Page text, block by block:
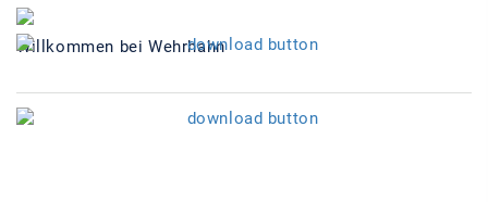
Willkommen bei Wehrhahn